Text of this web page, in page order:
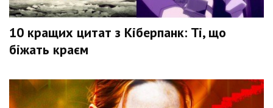
10 кращих цитат з Кіберпанк: Ті, що
біжать краєм